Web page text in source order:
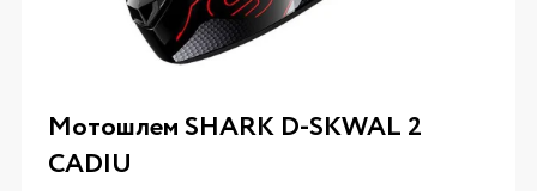
Мотошлем SHARK D-SKWAL 2
CADIU